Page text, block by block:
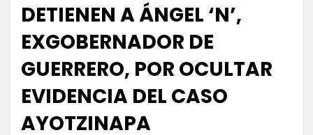
DETIENEN A ÁNGEL ‘N’,
EXGOBERNADOR DE
GUERRERO, POR OCULTAR
EVIDENCIA DEL CASO
AYOTZINAPA